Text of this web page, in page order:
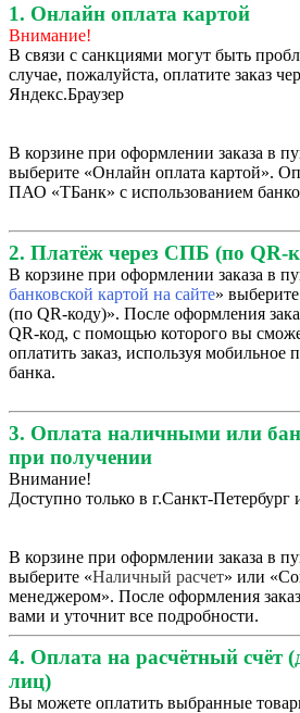
1. Онлайн оплата картой
Внимание!
В связи с санкциями могут быть
случае, пожалуйста, оплатите заказ
Яндекс.Браузер
В корзине при оформлении заказа в
выберите «Онлайн оплата картой».
ПАО «ТБанк» с использованием
2. Платёж через СПБ (по QR-
В корзине при оформлении заказа в
банковской картой на сайте»
(по QR-коду)». После оформления
QR-код, с помощью которого вы
оплатить заказ, используя мобильное
банка.
3. Оплата наличными или
при получении
Внимание!
Доступно только в г.Санкт-Петербург
В корзине при оформлении заказа в
выберите «Наличный расчет» или
менеджером». После оформления
вами и уточнит все подробности.
4. Оплата на расчётный счёт
лиц)
Вы можете оплатить выбранные